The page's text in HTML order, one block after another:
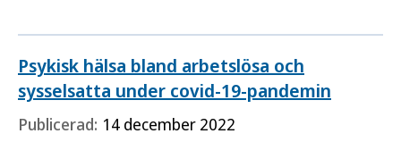
som lever i särskilt…
Psykisk hälsa bland arbetslösa och
sysselsatta under covid-19-pandemin
Publicerad: 14 december 2022